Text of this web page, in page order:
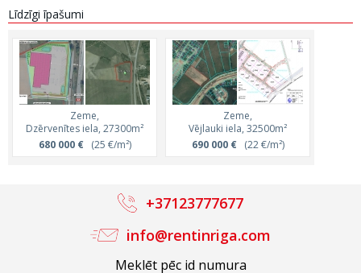
Līdzīgi īpašumi
Zeme,
Dzērvenītes iela, 27300m²
680 000 €(25 €/m²)
Zeme,
Vējlauki iela, 32500m²
690 000 €(22 €/m²)
Meklēt pēc id numura
info@rentinriga.com
+37123777677